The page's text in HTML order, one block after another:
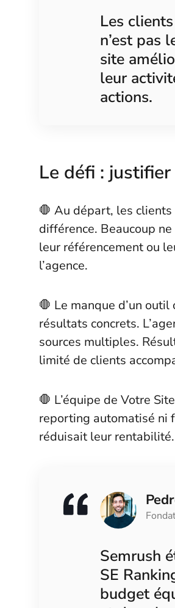
Les
n’est pas
site
leur
actions.
Le défi :
🛑 Au départ, les
différence. Beaucoup
leur référencement ou
l’agence.
🛑 Le manque d’un
résultats concrets.
sources multiples.
limité de clients
🛑 L’équipe de Votre
reporting automatisé ni
réduisait leur rentabilité.
Semrush
SE
budget